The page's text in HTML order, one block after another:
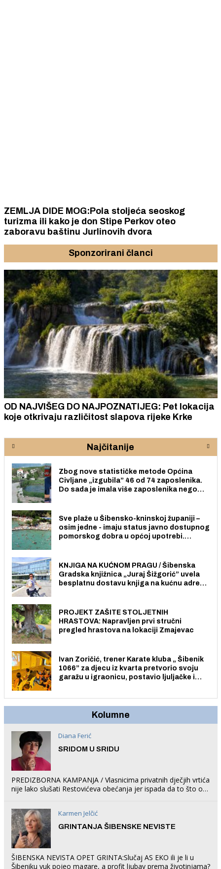
ZEMLJA DIDE MOG:Pola stoljeća seoskog
turizma ili kako je don Stipe Perkov oteo
zaboravu baštinu Jurlinovih dvora
Sponzorirani članci
OD NAJVIŠEG DO NAJPOZNATIJEG: Pet lokacija
koje otkrivaju različitost slapova rijeke Krke
Najčitanije
Zbog nove statističke metode Općina
Civljane „izgubila” 46 od 74 zaposlenika.
Do sada je imala više zaposlenika nego
Sve plaže u Šibensko-kninskoj županiji –
osim jedne - imaju status javno dostupnog
pomorskog dobra u općoj upotrebi.
KNJIGA NA KUĆNOM PRAGU / Šibenska
Gradska knjižnica „Juraj Šižgorić” uvela
besplatnu dostavu knjiga na kućnu adresu
PROJEKT ZAŠITE STOLJETNIH
HRASTOVA: Napravljen prvi stručni
pregled hrastova na lokaciji Zmajevac
Ivan Zoričić, trener Karate kluba „ Šibenik
1066” za djecu iz kvarta pretvorio svoju
garažu u igraonicu, postavio ljuljačke i
Kolumne
Diana Ferić
SRIDOM U SRIDU
PREDIZBORNA KAMPANJA / Vlasnicima privatnih dječjih vrtića
nije lako slušati Restovićeva obećanja jer ispada da to što oni
Karmen Jelčić
GRINTANJA ŠIBENSKE NEVISTE
ŠIBENSKA NEVISTA OPET GRINTA:Slučaj AS EKO ili je li u
Šibeniku vuk pojeo magare, a profit ljubav prema životinjama?